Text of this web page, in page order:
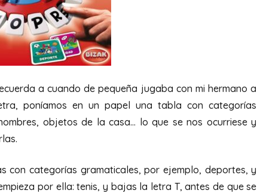
a cuando de pequeña jugaba con mi hermano a
poníamos en un papel una tabla con categorías
objetos de la casa… lo que se nos ocurriese y
con categorías gramaticales, por ejemplo, deportes, y
por ella: tenis, y bajas la letra T, antes de que se